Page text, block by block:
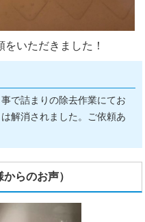
いただきました！
で詰まりの除去作業にてお
解消されました。ご依頼あ
らのお声）